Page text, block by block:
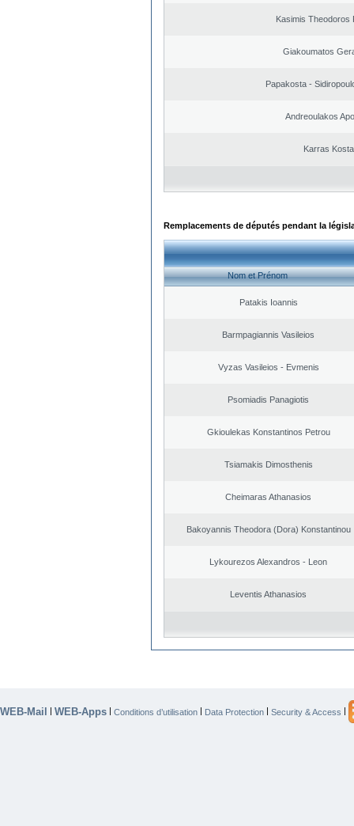
Kasimis Theodoros
Giakoumatos
Papakosta -
Andreoulakos
Karras
Remplacements de députés pendant la
Nom et Prénom
Patakis Ioannis
Barmpagiannis Vasileios
Vyzas Vasileios - Evmenis
Psomiadis Panagiotis
Gkioulekas Konstantinos Petrou
Tsiamakis Dimosthenis
Cheimaras Athanasios
Bakoyannis Theodora (Dora) Konstantinou
Lykourezos Alexandros - Leon
Leventis Athanasios
WEB-Mail | WEB-Apps | Conditions d’utilisation | Data Protection | Security & Access |